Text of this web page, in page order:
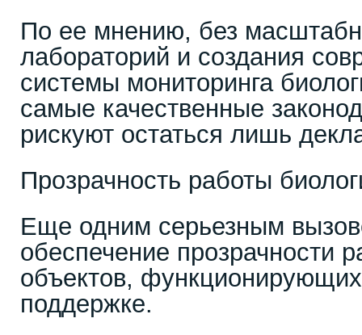
По ее мнению, без
лабораторий и создания
системы мониторинга
самые качественные
рискуют остаться лишь
Прозрачность работы
Еще одним серьезным
обеспечение прозрачности
объектов,
поддержке.